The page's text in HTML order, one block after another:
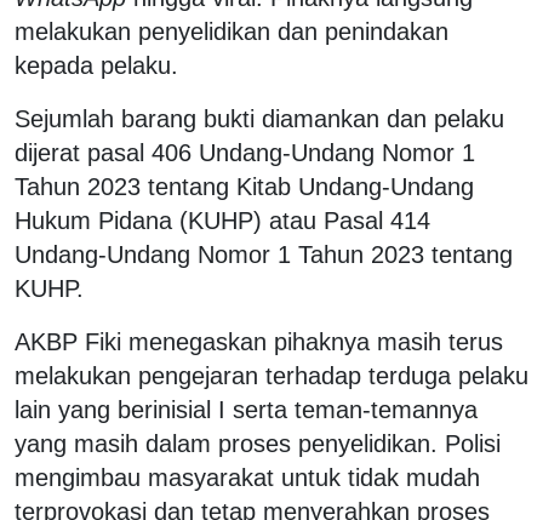
melakukan penyelidikan dan penindakan
kepada pelaku.
Sejumlah barang bukti diamankan dan pelaku
dijerat pasal 406 Undang-Undang Nomor 1
Tahun 2023 tentang Kitab Undang-Undang
Hukum Pidana (KUHP) atau Pasal 414
Undang-Undang Nomor 1 Tahun 2023 tentang
KUHP.
AKBP Fiki menegaskan pihaknya masih terus
melakukan pengejaran terhadap terduga pelaku
lain yang berinisial I serta teman-temannya
yang masih dalam proses penyelidikan. Polisi
mengimbau masyarakat untuk tidak mudah
terprovokasi dan tetap menyerahkan proses